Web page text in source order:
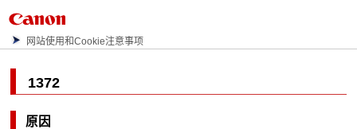
网站使用和Cookie注意事项
1372
原因